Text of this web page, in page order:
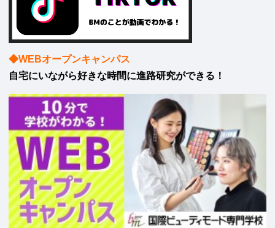
◆WEBオープンキャンパス
自宅にいながら好きな時間に進路研究ができる！